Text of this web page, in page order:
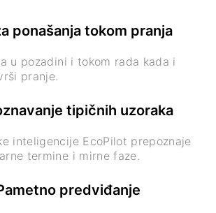
ponašanja tokom pranja
u pozadini i tokom rada kada i
pranje.
tipičnih uzoraka
inteligencije EcoPilot prepoznaje
termine i mirne faze.
predviđanje